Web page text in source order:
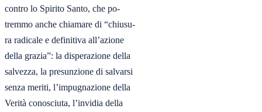
contro lo Spirito Santo, che po-
tremmo anche chiamare di “chiusu-
ra radicale e definitiva all’azione
della grazia”: la disperazione della
salvezza, la presunzione di salvarsi
senza meriti, l’impugnazione della
Verità conosciuta, l’invidia della